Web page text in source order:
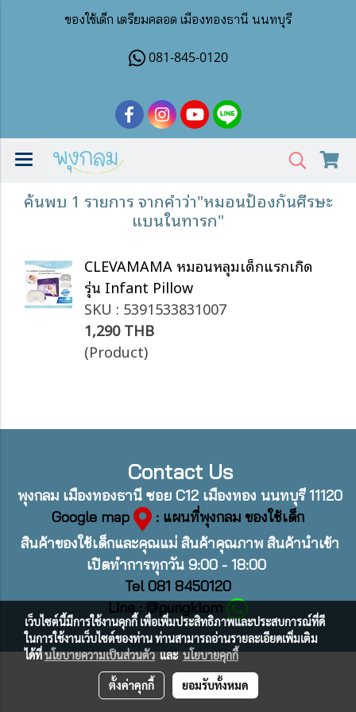
ของใช้เด็ก เตรียมคลอด เมืองทองธานี นนทบุรี
081-845-0120
ค้นพบ 1 รายการ จากคำว่า"หมอนป้องกันศีรษะ
แบนในทารก"
CLEVAMAMA หมอนหลุมเด็กแรกเกิด
รุ่น Infant Pillow
SKU : 5391533831007
1,290 THB
(Product)
Contact Us
พุงกลม เมืองทองธานี ซอย C12 เมืองทอง นนทบุรี 11120
Google map
: แผนที่พุงกลม ของใช้เด็ก
สินค้าของใช้เด็กและคุณแม่ สินค้าคุณภาพ สินค้านำเข้า
เปิดทำการทุกวัน 9:00 - 18:00
Tel 081 8450120
Line : @pungklom
เว็บไซต์นี้มีการใช้งานคุกกี้ เพื่อเพิ่มประสิทธิภาพและประสบการณ์ที่ดี
ในการใช้งานเว็บไซต์ของท่าน ท่านสามารถอ่านรายละเอียดเพิ่มเติม
ได้ที่นโยบายความเป็นส่วนตัวและนโยบายคุกกี้
ตั้งค่าคุกกี้ ยอมรับทั้งหมด